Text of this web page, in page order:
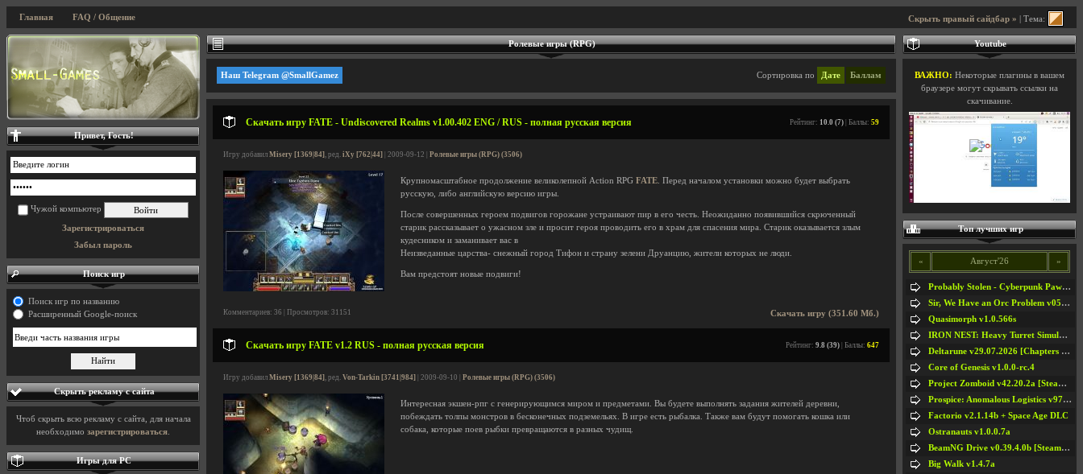
Скрыть правый сайдбар » | Тема:
Главная FAQ / Общение
Ролевые игры (RPG)
Сортировка по Дате Баллам
Наш Telegram @SmallGamez
Скачать игру FATE - Undiscovered Realms v1.00.402 ENG / RUS - полная русская версия Рейтинг: 10.0 (7) | Баллы: 59
Игру добавил Misery [1369|84], ред. iXy [762|44] | 2009-09-12 | Ролевые игры (RPG) (3506)
Крупномасштабное продолжение великолепной Action RPG FATE . Перед началом установки можно будет выбрать
русскую, либо английскую версию игры.
После совершенных героем подвигов горожане устраивают пир в его честь. Неожиданно появившийся скрюченный
старик рассказывает о ужасном зле и просит героя проводить его в храм для спасения мира. Старик оказывается злым
кудесником и заманивает вас в
Неизведанные царства- снежный город Тифон и страну зелени Друанцию, жители которых не люди.
Вам предстоят новые подвиги!
Скачать игру (351.60 Мб.)
Комментариев: 36 | Просмотров: 31151
Скачать игру FATE v1.2 RUS - полная русская версия Рейтинг: 9.8 (39) | Баллы: 647
Игру добавил Misery [1369|84], ред. Von-Tarkin [3741|984] | 2009-09-10 | Ролевые игры (RPG) (3506)
Интересная экшен-рпг с генерирующимся миром и предметами. Вы будете выполнять задания жителей деревни,
побеждать толпы монстров в бесконечных подземельях. В игре есть рыбалка. Также вам будут помогать кошка или
собака, которые поев рыбки превращаются в разных чудищ.
Привет, Гость!
Чужой компьютер
Зарегистрироваться
Забыл пароль
Поиск игр
Поиск игр по названию
Расширенный Google-поиск
Скрыть рекламу с сайта
Чтоб скрыть всю рекламу с сайта, для начала
необходимо зарегистрироваться
Игры для PC
Youtube
ВАЖНО: Некоторые плагины в вашем
браузере могут скрывать ссылки на
скачивание.
Топ лучших игр
« Август'26 »
Probably Stolen - Cyberpunk Pawnshop Simulator v048c [Playtest]
Sir, We Have an Orc Problem v05.08.2026
Quasimorph v1.0.566s
IRON NEST: Heavy Turret Simulator v1.0a
Deltarune v29.07.2026 [Chapters 1-5] / + RUS [Chapters 1-5]
Core of Genesis v1.0.0-rc.4
Project Zomboid v42.20.2a [Steam Early Access]
Prospice: Anomalous Logistics v97 [Playtest]
Factorio v2.1.14b + Space Age DLC
Ostranauts v1.0.0.7a
BeamNG Drive v0.39.4.0b [Steam Early Access]
Big Walk v1.4.7a